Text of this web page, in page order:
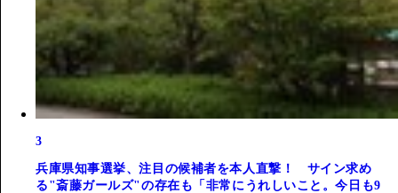
3
兵庫県知事選挙、注目の候補者を本人直撃！ サイン求め
る"斎藤ガールズ"の存在も「非常にうれしいこと。今日も9